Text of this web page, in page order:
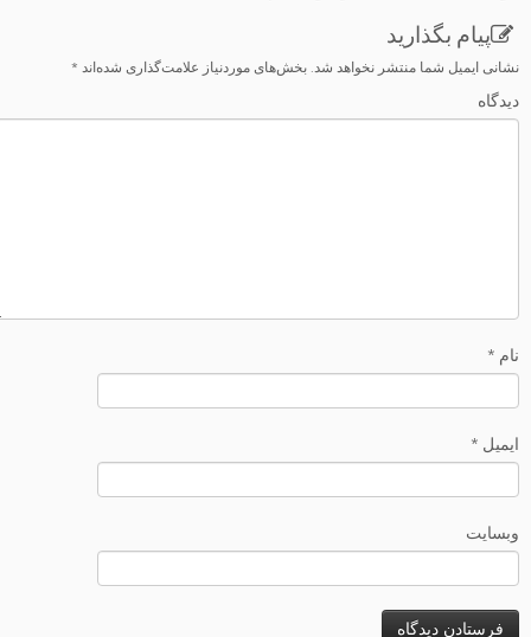
نشانی ایمیل شما منتشر نخواهد شد.بخش‌های موردنیاز علامت‌گذاری شده‌اند*
دیدگاه
نام *
ایمیل *
وبسایت